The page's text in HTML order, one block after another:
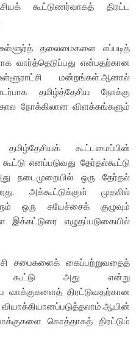
கூட்டுணர்வாகத் திரட்ட
தலைமைகளை எப்படித்
வார்த்தெடுப்பது என்பதற்கான
மன்றங்கள்.ஆனால்
தமிழ்த்தேசிய நோக்கு
நோக்கிலான விளக்கங்களும்
கூட்டமைப்பின்
எனப்படுவது தேர்தல்கூட்டு
நடைமுறையில் ஒரு தேர்தல்
அக்கூட்டுக்குள் முதலில்
ஒரு சுயேச்சைக் குழுவும்
இக்கட்டுரை எழுதப்படுகையில்
சபைகளைக் கைப்பற்றுவதைத்
கூட்டு அது என்று
வாக்குகளைத் திரட்டுவதற்கான
கொத்தாகத் திரட்டும்